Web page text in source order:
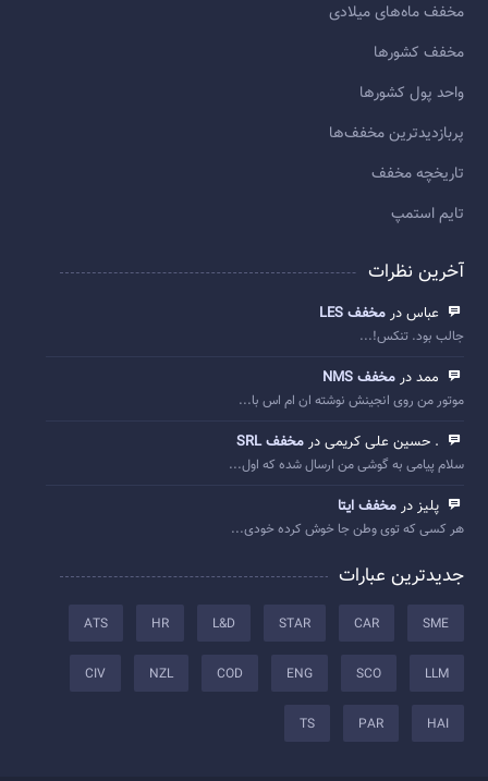
مخفف ماه‌های میلادی
مخفف کشورها
واحد پول کشورها
پربازديدترين مخفف‌ها
تاريخچه مخفف
تایم استمپ
آخرین نظرات
عباس در مخفف LES
جالب بود. تنکس!...
ممد در مخفف NMS
موتور من روی انجینش نوشته ان ام اس با...
. حسین علی کریمی در مخفف SRL
سلام پیامی به گوشی من ارسال شده که اول...
پلیز در مخفف ایتا
هر کسی که توی وطن جا خوش کرده خودی...
جدیدترین عبارات
SME
CAR
STAR
L&D
HR
ATS
LLM
SCO
ENG
COD
NZL
CIV
HAI
PAR
TS